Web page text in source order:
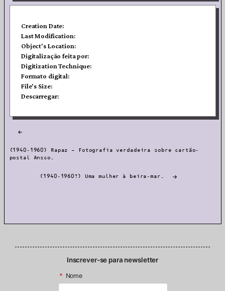
Creation Date:
Last Modification:
Object's Location:
Digitalização feita por:
Digitization Technique:
Formato digital:
File's Size:
Descarregar:
(1940-1960) Rapaz – Fotografia verdadeira sobre cartão-
postal Ansco.
(1940-1960?) Uma mulher à beira-mar.
Inscrever-se para newsletter
* Nome